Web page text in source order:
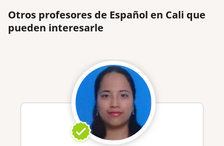
Otros profesores de Español en Cali que
pueden interesarle